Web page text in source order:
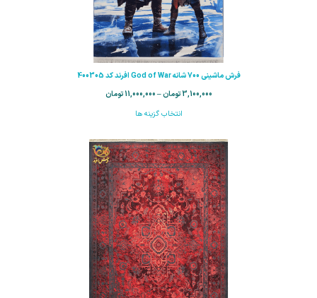
فرش ماشینی 700 شانه God of War افرند کد 400305
3,100,000 تومان –
11,000,000 تومان
انتخاب گزینه ها